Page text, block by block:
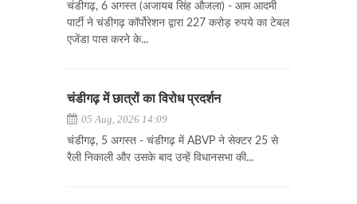
चंडीगढ़, 6 अगस्त (अजायब सिंह औजला) - आम आदमी
पार्टी ने चंडीगढ़ कॉर्पोरेशन द्वारा 227 करोड़ रुपये का टेबल
एजेंडा पास करने के...
चंडीगढ़ में छात्रों का विरोध प्रदर्शन
05 Aug, 2026 14:09
चंडीगढ़, 5 अगस्त - चंडीगढ़ में ABVP ने सेक्टर 25 से
रैली निकाली और उसके बाद उन्हें विधानसभा की...